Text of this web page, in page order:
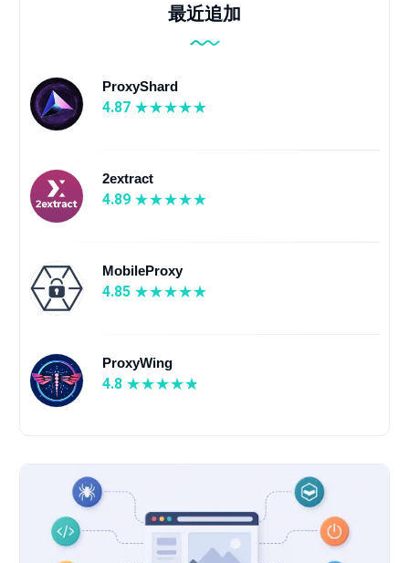
最近追加
ProxyShard
4.87
2extract
4.89
MobileProxy
4.85
ProxyWing
4.8